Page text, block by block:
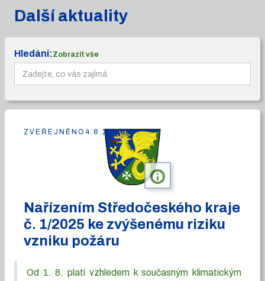
Další aktuality
Hledání:Zobrazit vše
info
Nařízením Středočeského kraje
č. 1/2025 ke zvýšenému riziku
vzniku požáru
Od 1. 8. platí vzhledem k současným klimatickým
ZVEŘEJNĚNO 4.8.2026